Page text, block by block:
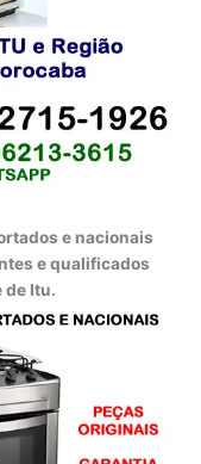
e nacionais
e qualificados
de Itu.